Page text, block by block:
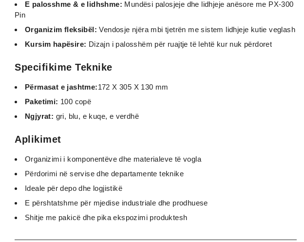
E palosshme & e lidhshme: Mundësi palosjeje dhe lidhjeje anësore me PX-300
Pin
Organizim fleksibël: Vendosje njëra mbi tjetrën me sistem lidhjeje kutie veglash
Kursim hapësire: Dizajn i palosshëm për ruajtje të lehtë kur nuk përdoret
Specifikime Teknike
Përmasat e jashtme:172 X 305 X 130 mm
Paketimi: 100 copë
Ngjyrat: gri, blu, e kuqe, e verdhë
Aplikimet
Organizimi i komponentëve dhe materialeve të vogla
Përdorimi në servise dhe departamente teknike
Ideale për depo dhe logjistikë
E përshtatshme për mjedise industriale dhe prodhuese
Shitje me pakicë dhe pika ekspozimi produktesh